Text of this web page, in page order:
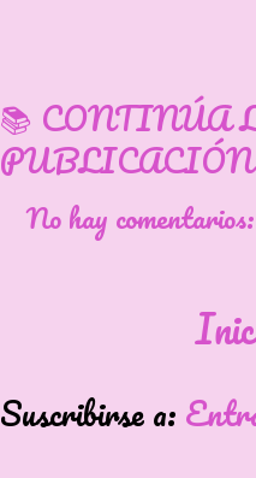
📚 CONTINÚA
No hay
Suscribirse a: